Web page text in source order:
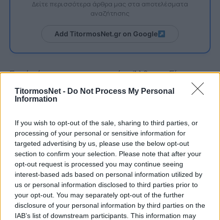
TitormosNet - Do Not Process My Personal
Information
If you wish to opt-out of the sale, sharing to third parties, or
processing of your personal or sensitive information for
targeted advertising by us, please use the below opt-out
section to confirm your selection. Please note that after your
opt-out request is processed you may continue seeing
interest-based ads based on personal information utilized by
us or personal information disclosed to third parties prior to
your opt-out. You may separately opt-out of the further
disclosure of your personal information by third parties on the
IAB’s list of downstream participants. This information may
Δείτε περισσότερα άρθρα μας στα αποτελέσματα
αναζήτησης
Add TitormosNet.gr on Google
Εκτός έμειναν οι τραυματίες Άλβαρο, Γένσεν,
Καντέβερε, Μάικιτς, Πέρεθ, Αλφαρέλα, Δώνης.
Αθανασιάδης, Διούδης, Καράι, Τεχέρο,
Φαντιγκά, Μεντίλ, Φρίντεκ, Λέισμαν,
Σούντμπεργκ, Ρόουζ, Ράτσιτς, Μόντσου,
Μορουτάν, Μαμαντού Γκνίνγκ, Ντιαντί, Μιζεουΐ,
Ντουντού, Σίστο, Μορόν, Γιαννιώτας,
Γαλανόπουλος, Παναγίδης, Βοριαζίδης,
Χαρούπας.